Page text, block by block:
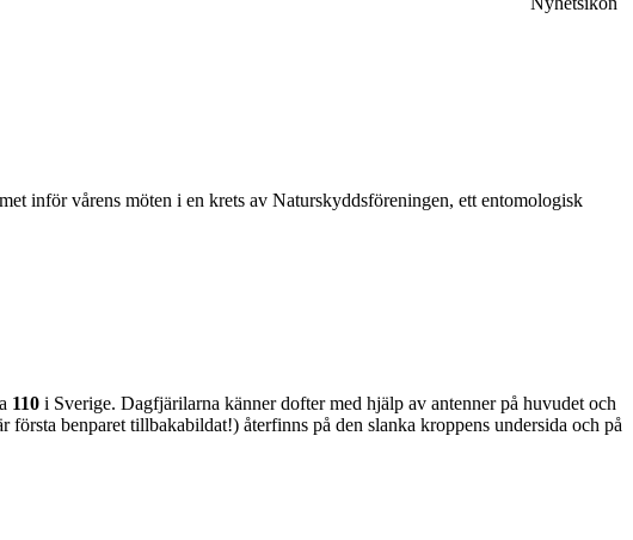
inför vårens möten i en krets av Naturskyddsföreningen, ett entomologisk
110 i Sverige. Dagfjärilarna känner dofter med hjälp av antenner på huvudet och
benparet tillbakabildat!) återfinns på den slanka kroppens undersida och på